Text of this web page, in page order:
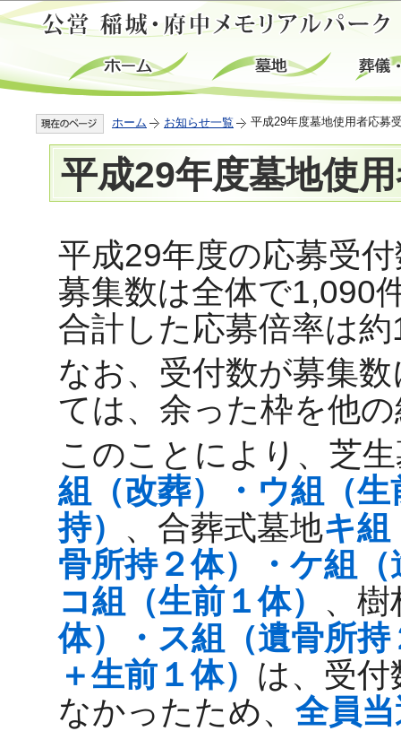
この
ホーム お知らせ一覧 平成29年度墓地使用者応募
平成29年度墓地使
平成29年度の応募受
募集数は全体で1,090
合計した応募倍率は
なお、受付数が募集
ては、余った枠を他
このことにより、芝
組（改葬）・ウ組（生
持） 、合葬式墓地キ組
骨所持２体）・ケ組
コ組（生前１体） 、樹
体）・ス組（遺骨所
＋生前１体） は、受
なかったため、 全員